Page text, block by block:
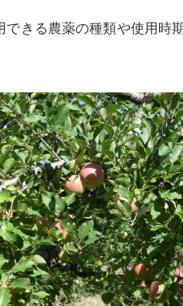
できる農薬の種類や使用時